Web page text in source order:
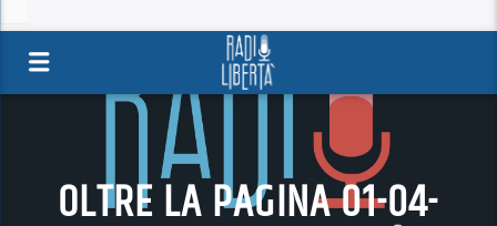
OLTRE LA PAGINA 01-04-